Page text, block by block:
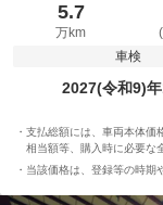
5.7
万km
車検
2027(令和9)年
支払総額には、車両本体価
相当額等、購入時に必要な
当該価格は、登録等の時期